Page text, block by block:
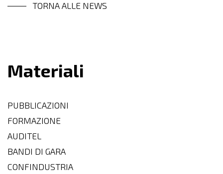
TORNA ALLE NEWS
Materiali
PUBBLICAZIONI
FORMAZIONE
AUDITEL
BANDI DI GARA
CONFINDUSTRIA